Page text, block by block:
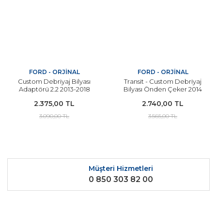
FORD - ORJİNAL
Custom Debriyaj Bilyası
Adaptörü 2.2 2013-2018
2.375,00 TL
3.090,00 TL
FORD - ORJİNAL
Transit - Custom Debriyaj
Bilyası Önden Çeker 2014
Orjinal
2.740,00 TL
3.565,00 TL
Müşteri Hizmetleri
0 850 303 82 00